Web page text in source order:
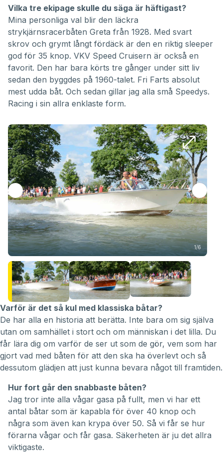
Vilka tre ekipage skulle du säga är häftigast?
Mina personliga val blir den läckra
strykjärnsracerbåten Greta från 1928. Med svart
skrov och grymt långt fördäck är den en riktig sleeper
god för 35 knop. VKV Speed Cruisern är också en
favorit. Den har bara körts tre gånger under sitt liv
sedan den byggdes på 1960-talet. Fri Farts absolut
mest udda båt. Och sedan gillar jag alla små Speedys.
Racing i sin allra enklaste form.
1/6
Varför är det så kul med klassiska båtar?
De har alla en historia att berätta. Inte bara om sig själva
utan om samhället i stort och om människan i det lilla. Du
får lära dig om varför de ser ut som de gör, vem som har
gjort vad med båten för att den ska ha överlevt och så
dessutom glädjen att just kunna bevara något till framtiden.
Hur fort går den snabbaste båten?
Jag tror inte alla vågar gasa på fullt, men vi har ett
antal båtar som är kapabla för över 40 knop och
några som även kan krypa över 50. Så vi får se hur
förarna vågar och får gasa. Säkerheten är ju det allra
viktigaste.